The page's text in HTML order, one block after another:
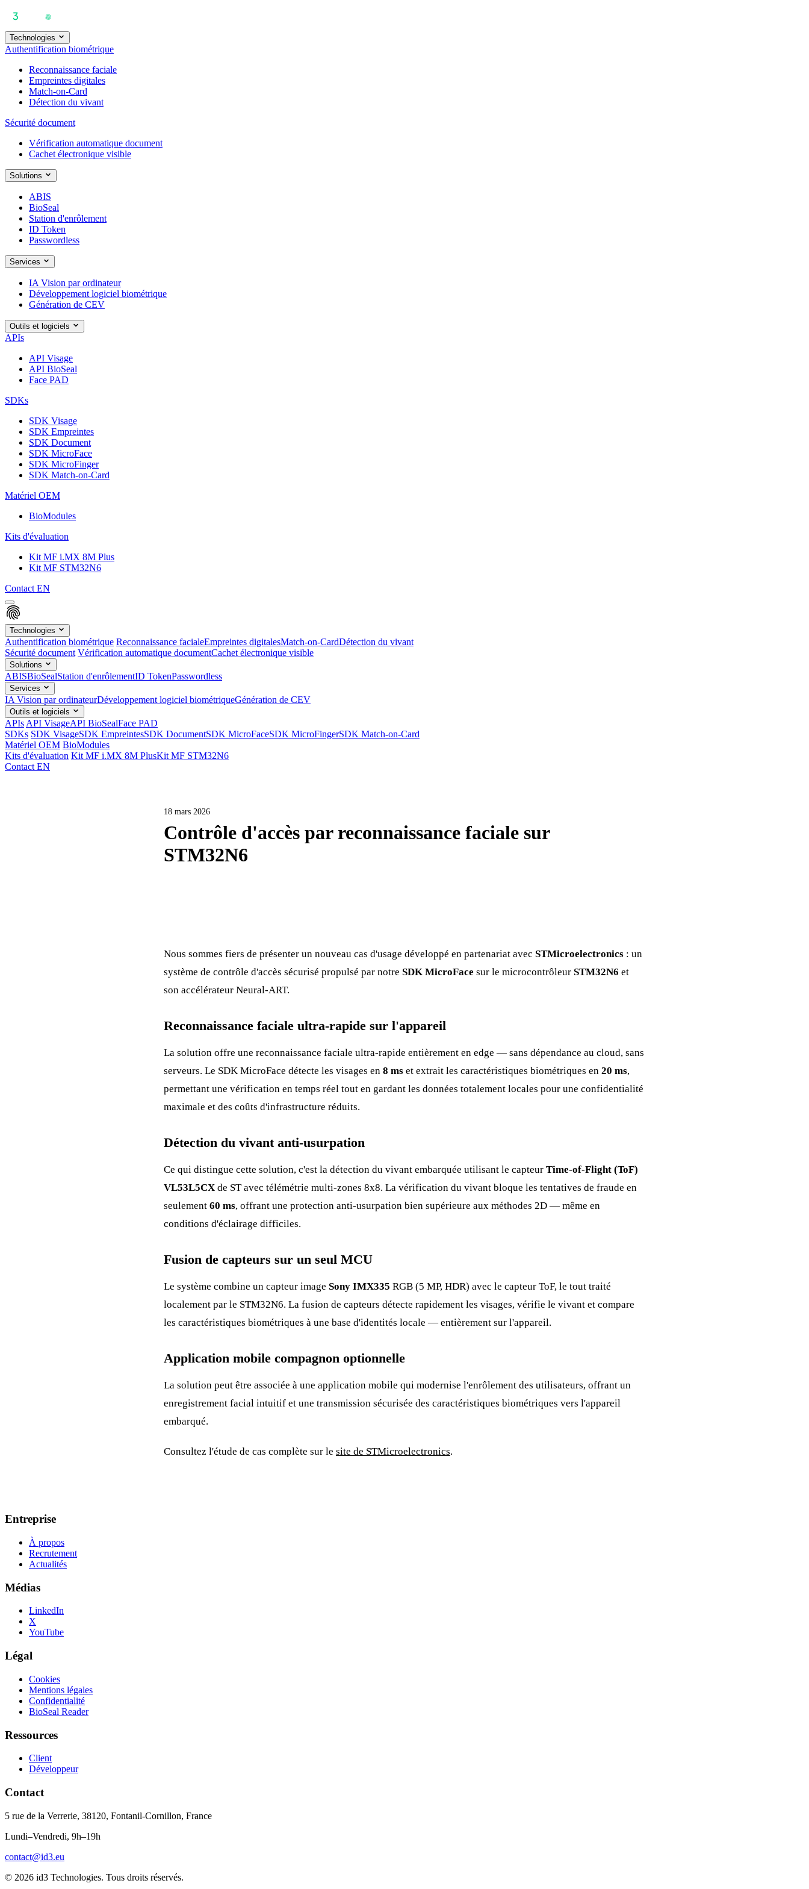
Technologies
Authentification biométrique
Reconnaissance faciale
Empreintes digitales
Match-on-Card
Détection du vivant
Sécurité document
Vérification automatique document
Cachet électronique visible
Solutions
ABIS
BioSeal
Station d'enrôlement
ID Token
Passwordless
Services
IA Vision par ordinateur
Développement logiciel biométrique
Génération de CEV
Outils et logiciels
APIs
API Visage
API BioSeal
Face PAD
SDKs
SDK Visage
SDK Empreintes
SDK Document
SDK MicroFace
SDK MicroFinger
SDK Match-on-Card
Matériel OEM
BioModules
Kits d'évaluation
Kit MF i.MX 8M Plus
Kit MF STM32N6
Contact EN
Technologies
Authentification biométrique Reconnaissance facialeEmpreintes digitalesMatch-on-CardDétection du vivant
Sécurité document Vérification automatique documentCachet électronique visible
Solutions
ABISBioSealStation d'enrôlementID TokenPasswordless
Services
IA Vision par ordinateurDéveloppement logiciel biométriqueGénération de CEV
Outils et logiciels
APIs API VisageAPI BioSealFace PAD
SDKs SDK VisageSDK EmpreintesSDK DocumentSDK MicroFaceSDK MicroFingerSDK Match-on-Card
Matériel OEM BioModules
Kits d'évaluation Kit MF i.MX 8M PlusKit MF STM32N6
Contact EN
18 mars 2026
Contrôle d'accès par reconnaissance faciale sur
STM32N6
Nous sommes fiers de présenter un nouveau cas d'usage développé en partenariat avec STMicroelectronics : un
système de contrôle d'accès sécurisé propulsé par notre SDK MicroFace sur le microcontrôleur STM32N6 et
son accélérateur Neural-ART.
Reconnaissance faciale ultra-rapide sur l'appareil
La solution offre une reconnaissance faciale ultra-rapide entièrement en edge — sans dépendance au cloud, sans
serveurs. Le SDK MicroFace détecte les visages en 8 ms et extrait les caractéristiques biométriques en 20 ms,
permettant une vérification en temps réel tout en gardant les données totalement locales pour une confidentialité
maximale et des coûts d'infrastructure réduits.
Détection du vivant anti-usurpation
Ce qui distingue cette solution, c'est la détection du vivant embarquée utilisant le capteur Time-of-Flight (ToF)
VL53L5CX de ST avec télémétrie multi-zones 8x8. La vérification du vivant bloque les tentatives de fraude en
seulement 60 ms, offrant une protection anti-usurpation bien supérieure aux méthodes 2D — même en
conditions d'éclairage difficiles.
Fusion de capteurs sur un seul MCU
Le système combine un capteur image Sony IMX335 RGB (5 MP, HDR) avec le capteur ToF, le tout traité
localement par le STM32N6. La fusion de capteurs détecte rapidement les visages, vérifie le vivant et compare
les caractéristiques biométriques à une base d'identités locale — entièrement sur l'appareil.
Application mobile compagnon optionnelle
La solution peut être associée à une application mobile qui modernise l'enrôlement des utilisateurs, offrant un
enregistrement facial intuitif et une transmission sécurisée des caractéristiques biométriques vers l'appareil
embarqué.
Consultez l'étude de cas complète sur le site de STMicroelectronics.
Entreprise
À propos
Recrutement
Actualités
Médias
LinkedIn
X
YouTube
Légal
Cookies
Mentions légales
Confidentialité
BioSeal Reader
Ressources
Client
Développeur
Contact
5 rue de la Verrerie, 38120, Fontanil-Cornillon, France
Lundi–Vendredi, 9h–19h
contact@id3.eu
© 2026 id3 Technologies. Tous droits réservés.